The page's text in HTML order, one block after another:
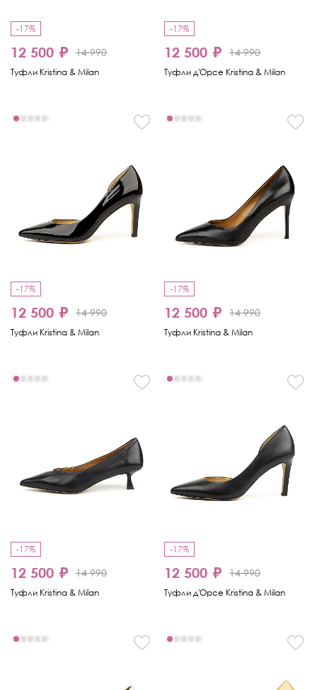
-17%
12 500 ₽ 14 990
Туфли Kristina & Milan
-17%
12 500 ₽ 14 990
Туфли д'Орсе Kristina & Milan
-17%
12 500 ₽ 14 990
Туфли Kristina & Milan
-17%
12 500 ₽ 14 990
Туфли Kristina & Milan
-17%
12 500 ₽ 14 990
Туфли Kristina & Milan
-17%
12 500 ₽ 14 990
Туфли д'Орсе Kristina & Milan